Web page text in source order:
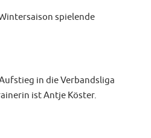
spielende
in die Verbandsliga
ist Antje Köster.